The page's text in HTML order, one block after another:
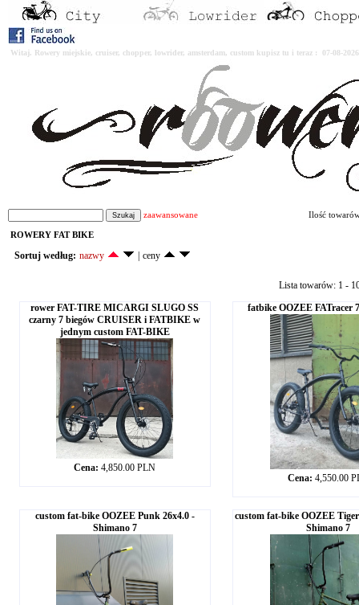
Witaj. Rowery miejskie, cruiser, chopper, lowrider, amsterdam, custom kupisz tu i teraz : 07-08-
zaawansowane Ilość
ROWERY FAT BIKE
Sortuj według: nazwy ceny
Lista towarów: 1 -
rower FAT-TIRE MICARGI SLUGO SS
czarny 7 biegów CRUISER i FATBIKE w
jednym custom FAT-BIKE
Cena: 4,850.00 PLN
fatbike OOZEE FATracer
Cena: 4,550.00
custom fat-bike OOZEE Punk 26x4.0 -
Shimano 7
custom fat-bike OOZEE
Shimano 7